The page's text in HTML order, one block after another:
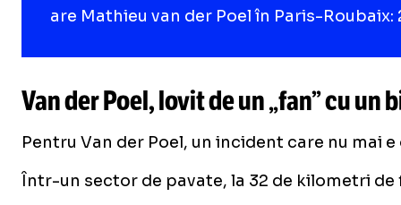
are Mathieu van der Poel în Paris-Roubaix:
Van der Poel, lovit de un „fan” cu
Pentru Van der Poel, un incident care nu mai
Într-un sector de pavate, la 32 de kilometri de